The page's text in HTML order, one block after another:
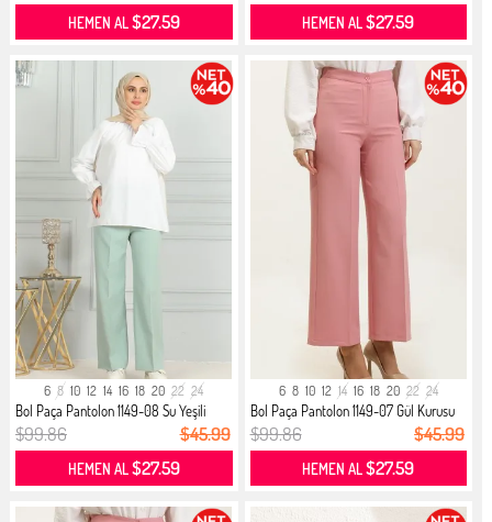
HEMEN AL$27.59 HEMEN AL$27.59
6 8 10 12 14 16 18 20 22 24
Bol Paça Pantolon 1149-08 Su Yeşili
$99.86 $45.99
HEMEN AL$27.59
6 8 10 12 14 16 18 20 22 24
Bol Paça Pantolon 1149-07 Gül Kurusu
$99.86 $45.99
HEMEN AL$27.59